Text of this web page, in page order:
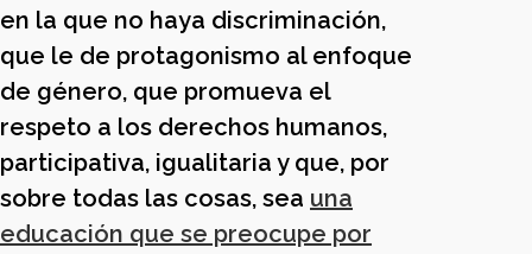
en la que no haya discriminación,
que le de protagonismo al enfoque
de género, que promueva el
respeto a los derechos humanos,
participativa, igualitaria y que, por
sobre todas las cosas, sea una
educación que se preocupe por